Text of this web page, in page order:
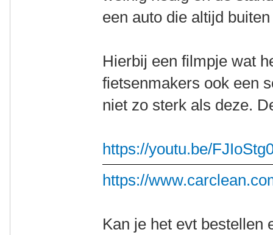
een auto die altijd
Hierbij een filmpje wat
fietsenmakers ook een
niet zo sterk als deze.
https://youtu.be/
https://
Kan je het evt bestellen